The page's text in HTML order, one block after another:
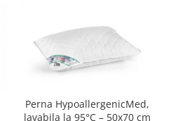
Perna HypoallergenicMed,
lavabila la 95°C – 50x70 cm